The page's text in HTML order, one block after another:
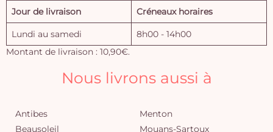
Jour de livraison Créneaux horaires
Lundi au samedi
8h00 - 14h00
Montant de livraison : 10,90€.
Nous livrons aussi à
Antibes
Beausoleil
Menton
Mouans-Sartoux